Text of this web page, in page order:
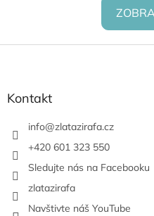
Z
Kontakt
info@zlatazirafa.cz
+420 601 323 550
Sledujte nás na Facebooku
zlatazirafa
Navštivte náš YouTube